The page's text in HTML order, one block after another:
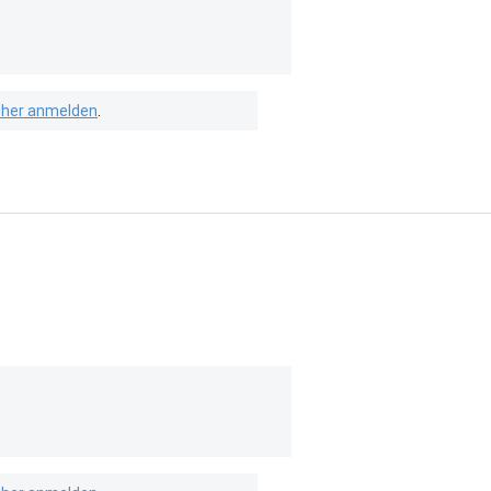
anmelden